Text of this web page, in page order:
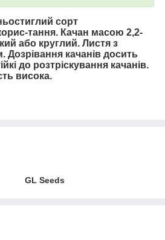
сорт
тання. Качан масою 2,2-
або круглий. Листя з
качанів досить
до розтріскування качанів.
висока.
GL Seeds